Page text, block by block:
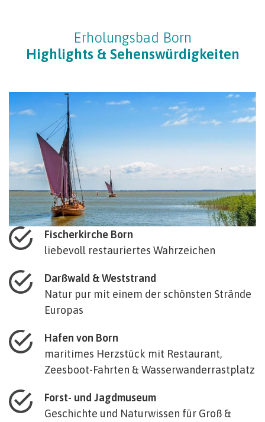
Erholungsbad Born
Highlights & Sehenswürdigkeiten
Fischerkirche Born
liebevoll restauriertes Wahrzeichen
Darßwald & Weststrand
Natur pur mit einem der schönsten Strände
Europas
Hafen von Born
maritimes Herzstück mit Restaurant,
Zeesboot-Fahrten & Wasserwanderrastplatz
Forst- und Jagdmuseum
Geschichte und Naturwissen für Groß &